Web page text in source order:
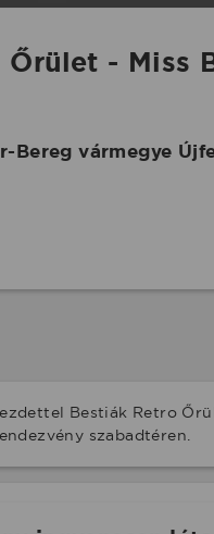
Őrület - Miss
Bereg vármegye
Bestiák Retro
szabadtéren.